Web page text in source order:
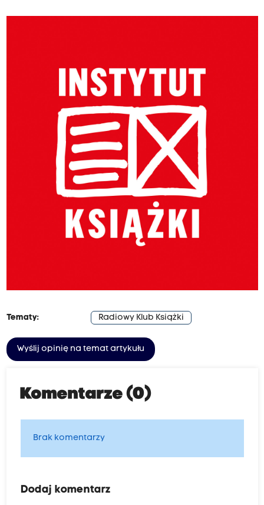
Tematy: Radiowy Klub Książki
Wyślij opinię na temat artykułu
Komentarze (0)
Brak komentarzy
Dodaj komentarz